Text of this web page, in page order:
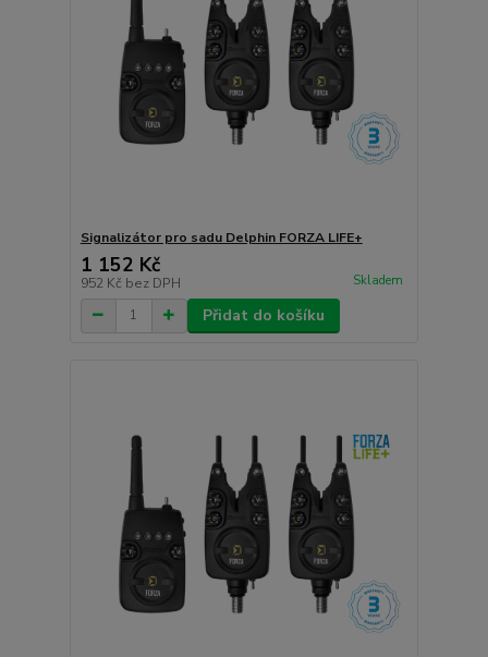
Signalizátor pro sadu Delphin FORZA LIFE+
1 152 Kč
952 Kč bez DPH Skladem
Přidat do košíku